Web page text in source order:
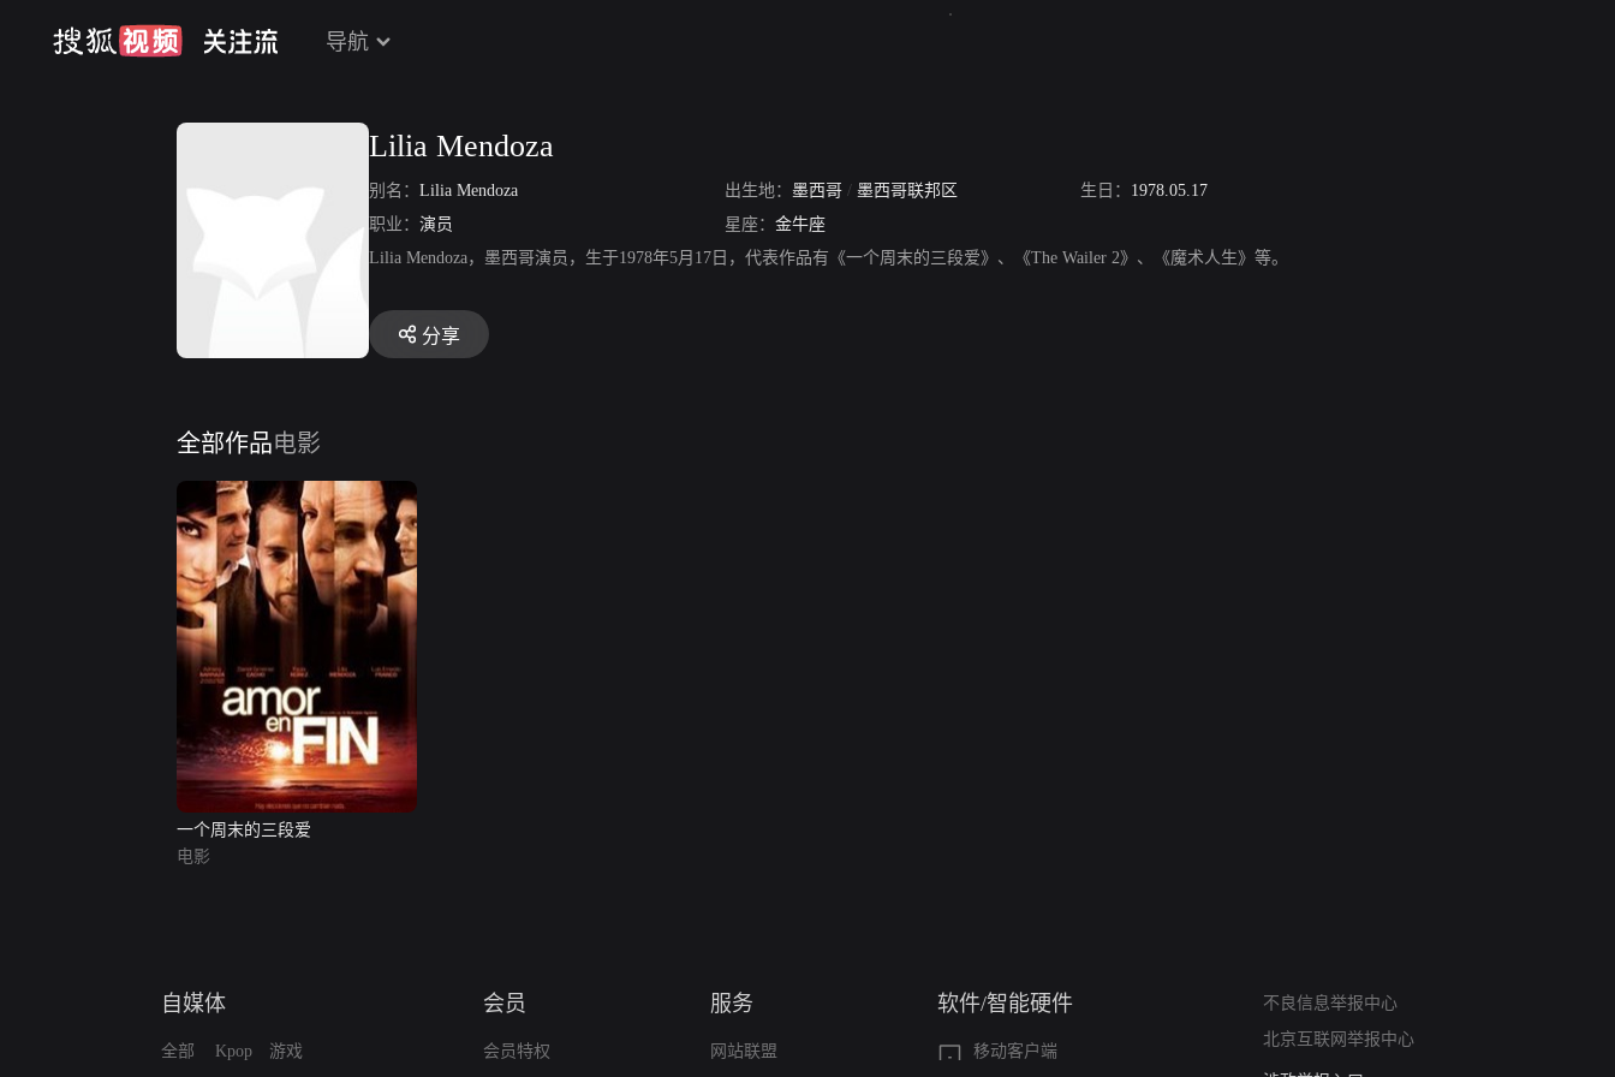
导航
Lilia Mendoza
别名： Lilia Mendoza 出生地： 墨西哥 / 墨西哥联邦区 生日： 1978.05.17
职业： 演员 星座： 金牛座
Lilia Mendoza，墨西哥演员，生于1978年5月17日，代表作品有《一个周末的三段爱》、《The Wailer 2》、《魔术人生》等。
分享
全部作品电影
一个周末的三段爱
电影
自媒体
全部 Kpop 游戏
会员
会员特权
服务
网站联盟
软件/智能硬件
移动客户端
不良信息举报中心
北京互联网举报中心
网络谣言信息专项